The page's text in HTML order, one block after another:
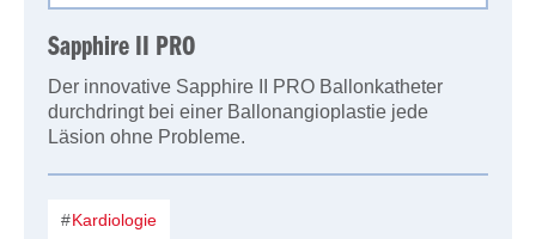
Sapphire II PRO
Der innovative Sapphire II PRO Ballonkatheter
durchdringt bei einer Ballonangioplastie jede
Läsion ohne Probleme.
Kardiologie